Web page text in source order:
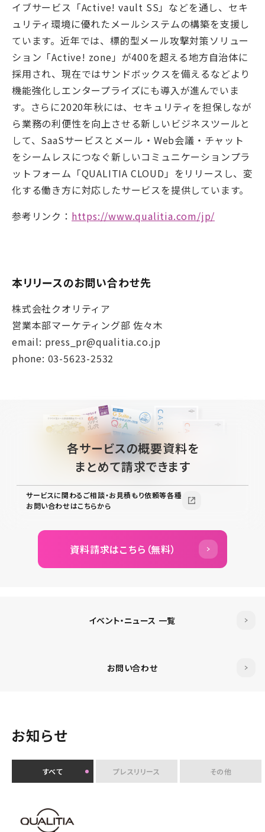
イブサービス「Active! vault SS」などを通し、セキ
ュリティ環境に優れたメールシステムの構築を支援し
ています。近年では、標的型メール攻撃対策ソリュー
ション「Active! zone」が400を超える地方自治体に
採用され、現在ではサンドボックスを備えるなどより
機能強化しエンタープライズにも導入が進んでいま
す。さらに2020年秋には、セキュリティを担保しなが
ら業務の利便性を向上させる新しいビジネスツールと
して、SaaSサービスとメール・Web会議・チャット
をシームレスにつなぐ新しいコミュニケーションプラ
ットフォーム「QUALITIA CLOUD」をリリースし、変
化する働き方に対応したサービスを提供しています。
参考リンク： https://www.qualitia.com/jp/
本リリースのお問い合わせ先
株式会社クオリティア
営業本部マーケティング部 佐々木
email: press_pr@qualitia.co.jp
phone: 03-5623-2532
各サービスの概要資料を
まとめて請求できます
サービスに関わるご相談・お見積もり依頼等各種
お問い合わせはこちらから
資料請求はこちら（無料）
イベント・ニュース 一覧
お問い合わせ
お知らせ
すべて プレスリリース その他